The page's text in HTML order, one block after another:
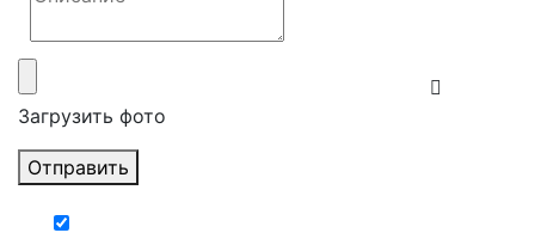
Загрузить фото
Отправить